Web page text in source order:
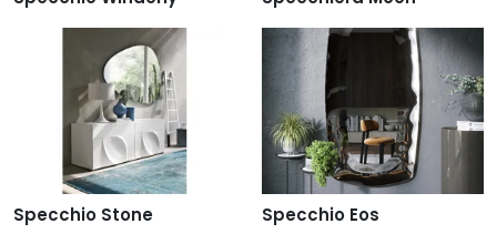
Specchio Stone Specchio Eos